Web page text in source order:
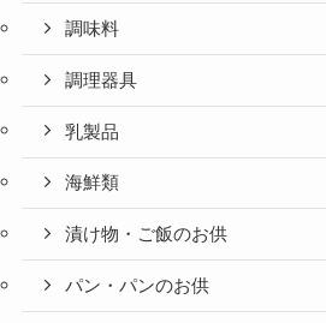
調味料
調理器具
乳製品
海鮮類
漬け物・ご飯のお供
パン・パンのお供